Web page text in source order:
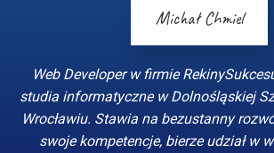
Michał Chmiel
Web Developer w firmie
studia informatyczne w Dolnośląskiej
Wrocławiu. Stawia na bezustanny
swoje kompetencje, bierze udział w